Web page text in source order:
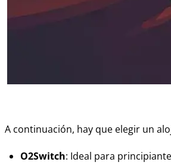
A continuación, hay que elegir un
O2Switch: Ideal para